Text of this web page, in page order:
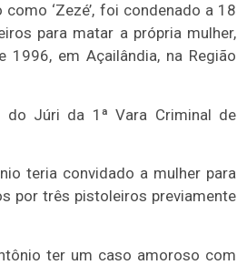
‘Zezé’, foi condenado a 18
para matar a própria mulher,
em Açailândia, na Região
Júri da 1ª Vara Criminal de
teria convidado a mulher para
por três pistoleiros previamente
ter um caso amoroso com